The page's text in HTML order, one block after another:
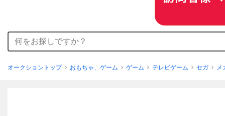
オークショントップ おもちゃ、ゲーム ゲーム テレビゲーム セガ メ